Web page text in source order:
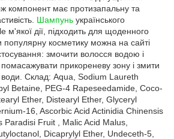
компонент має протизапальну та
Шампунь українського
м'якої дії, підходить для щоденного
популярну косметику можна на сайті
змочити волосся водою і
прикореневу зону і змити
води. Склад: Aqua, Sodium Laureth
Betaine, PEG-4 Rapeseedamide, Coco-
Ether, Distearyl Ether, Glyceryl
16, Ascorbic Acid Actinidia Chinensis
Paradisi Fruit , Malic Acid Malus,
Dicaprylyl Ether, Undeceth-5,